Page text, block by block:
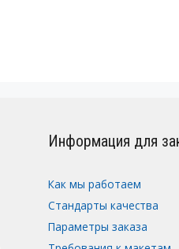
Информация для
Как мы работаем
Стандарты качества
Параметры заказа